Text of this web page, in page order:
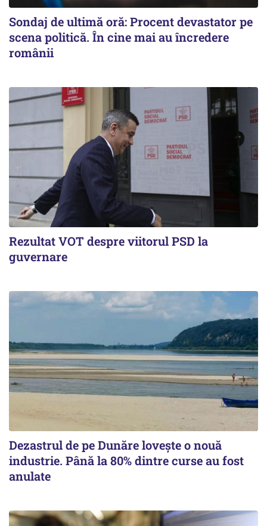
Sondaj de ultimă oră: Procent devastator pe
scena politică. În cine mai au încredere
românii
Rezultat VOT despre viitorul PSD la
guvernare
Dezastrul de pe Dunăre lovește o nouă
industrie. Până la 80% dintre curse au fost
anulate